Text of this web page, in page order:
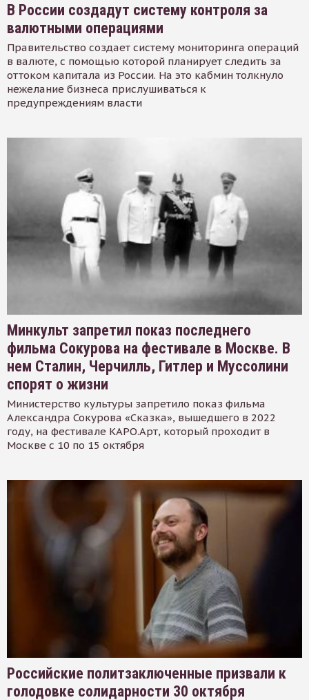
В России создадут систему контроля за
валютными операциями
Правительство создает систему мониторинга операций
в валюте, с помощью которой планирует следить за
оттоком капитала из России. На это кабмин толкнуло
нежелание бизнеса прислушиваться к
предупреждениям власти
Минкульт запретил показ последнего
фильма Сокурова на фестивале в Москве. В
нем Сталин, Черчилль, Гитлер и Муссолини
спорят о жизни
Министерство культуры запретило показ фильма
Александра Сокурова «Сказка», вышедшего в 2022
году, на фестивале КАРО.Арт, который проходит в
Москве с 10 по 15 октября
Российские политзаключенные призвали к
голодовке солидарности 30 октября